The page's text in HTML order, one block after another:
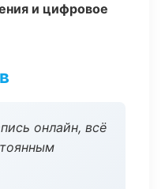
и цифровое
онлайн, всё